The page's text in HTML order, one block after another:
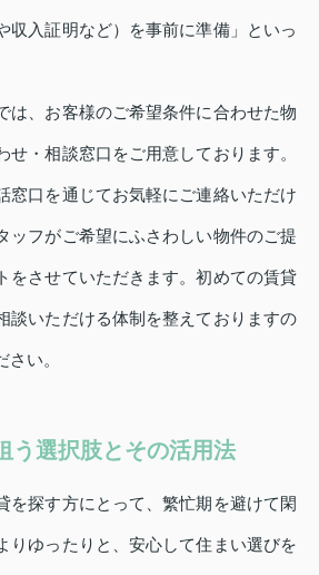
収入証明など）を事前に準備」といっ
は、お客様のご希望条件に合わせた物
せ・相談窓口をご用意しております。
窓口を通じてお気軽にご連絡いただけ
ッフがご希望にふさわしい物件のご提
をさせていただきます。初めての賃貸
談いただける体制を整えておりますの
い。
う選択肢とその活用法
を探す方にとって、繁忙期を避けて閑
りゆったりと、安心して住まい選びを